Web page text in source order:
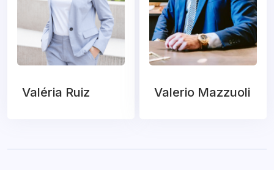
Valéria Ruiz Valerio Mazzuoli